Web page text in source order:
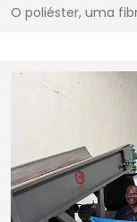
O poliéster, uma